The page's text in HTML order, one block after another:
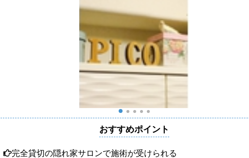
おすすめポイント
完全貸切の隠れ家サロンで施術が受けられる